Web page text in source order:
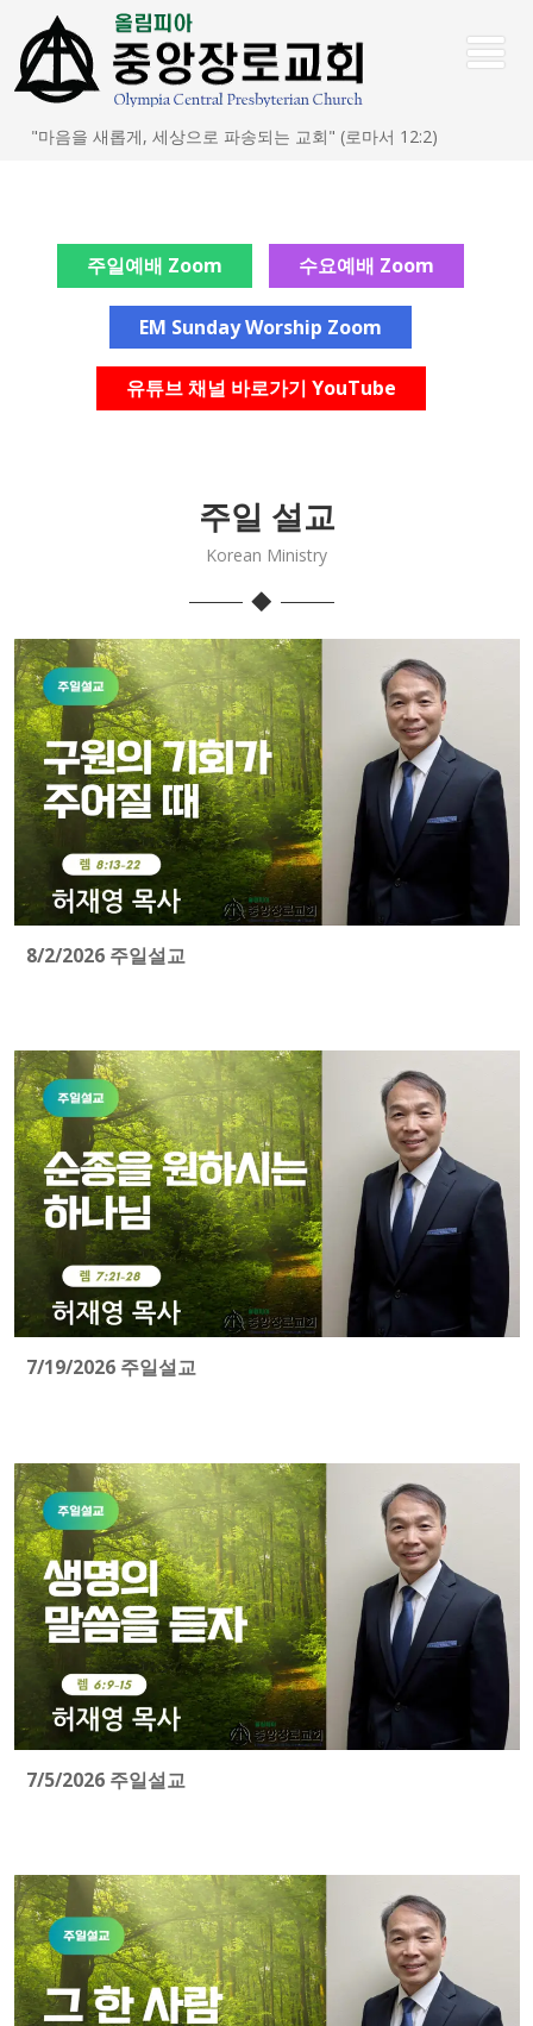
"마음을 새롭게, 세상으로 파송되는 교회" (로마서 12:2)
주일예배 Zoom 수요예배 Zoom
EM Sunday Worship Zoom
유튜브 채널 바로가기 YouTube
주일 설교
Korean Ministry
8/2/2026 주일설교
7/19/2026 주일설교
7/5/2026 주일설교